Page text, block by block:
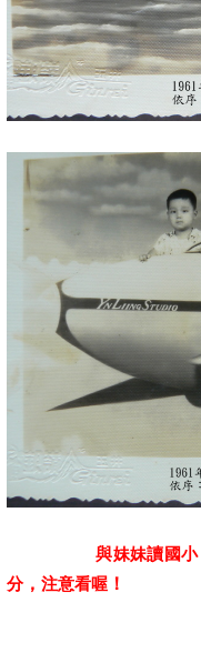
與妹妹讀國小
分， 注意看喔 ！